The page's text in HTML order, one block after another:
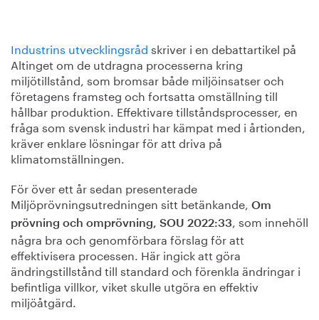
Industrins utvecklingsråd skriver i en debattartikel på
Altinget om de utdragna processerna kring
miljötillstånd, som bromsar både miljöinsatser och
företagens framsteg och fortsatta omställning till
hållbar produktion. Effektivare tillståndsprocesser, en
fråga som svensk industri har kämpat med i årtionden,
kräver enklare lösningar för att driva på
klimatomställningen.
För över ett år sedan presenterade
Miljöprövningsutredningen sitt betänkande, Om
prövning och omprövning, SOU 2022:33, som innehöll
några bra och genomförbara förslag för att
effektivisera processen. Här ingick att göra
ändringstillstånd till standard och förenkla ändringar i
befintliga villkor, viket skulle utgöra en effektiv
miljöåtgärd.